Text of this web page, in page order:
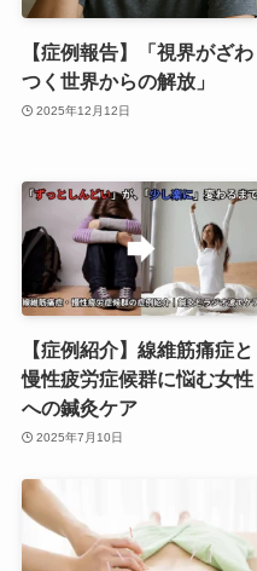
【症例報告】「視界がざわ
つく世界からの解放」
2025年12月12日
【症例紹介】線維筋痛症と
慢性疲労症候群に悩む女性
への鍼灸ケア
2025年7月10日